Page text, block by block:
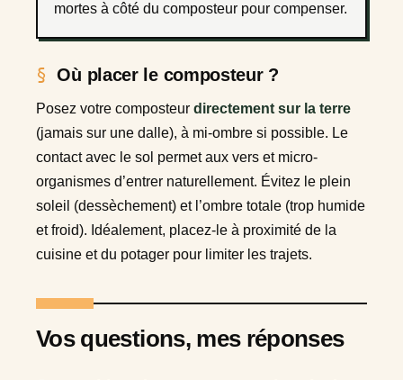
mortes à côté du composteur pour compenser.
Où placer le composteur ?
Posez votre composteur directement sur la terre
(jamais sur une dalle), à mi-ombre si possible. Le
contact avec le sol permet aux vers et micro-
organismes d’entrer naturellement. Évitez le plein
soleil (dessèchement) et l’ombre totale (trop humide
et froid). Idéalement, placez-le à proximité de la
cuisine et du potager pour limiter les trajets.
Vos questions, mes réponses